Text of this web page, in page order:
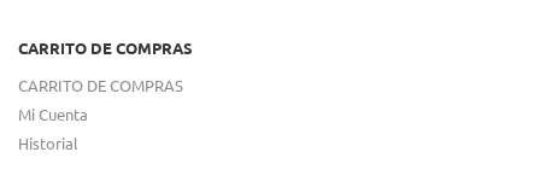
CARRITO DE COMPRAS
CARRITO DE COMPRAS
Mi Cuenta
Historial